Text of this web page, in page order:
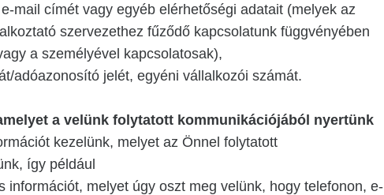
mail címét vagy egyéb elérhetőségi adatait (melyek az
szervezethez fűződő kapcsolatunk függvényében
a személyével kapcsolatosak),
adóazonosító jelét, egyéni vállalkozói számát.
a velünk folytatott kommunikációjából nyertünk
kezelünk, melyet az Önnel folytatott
így például
információt, melyet úgy oszt meg velünk, hogy telefonon, e-